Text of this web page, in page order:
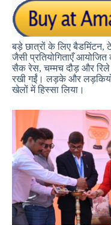
बड़े छात्रों के लिए
जैसी प्रतियोगिताएँ
सैक रेस, चम्मच दौड़ और रिले
रखी गईं। लड़के और
खेलों में हिस्सा लिया।